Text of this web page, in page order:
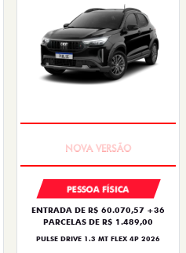
PESSOA FÍSICA
ENTRADA DE R$ 60.070,57 +36
PARCELAS DE R$ 1.489,00
PULSE DRIVE 1.3 MT FLEX 4P 2026